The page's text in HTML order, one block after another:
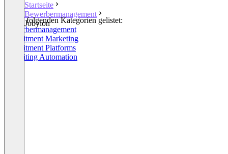
Startseite
Bewerbermanagement
Jobylon
In den folgenden Kategorien gelistet:
Bewerbermanagement
Recruitment Marketing
Recruitment Platforms
Recruiting Automation